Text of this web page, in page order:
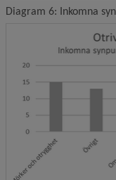
Diagram 6: Inkomna